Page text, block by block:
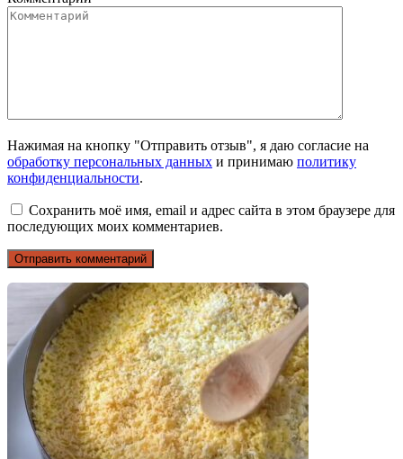
Нажимая на кнопку "Отправить отзыв", я даю согласие на
обработку персональных данных и принимаю политику
конфиденциальности.
Сохранить моё имя, email и адрес сайта в этом браузере для
последующих моих комментариев.